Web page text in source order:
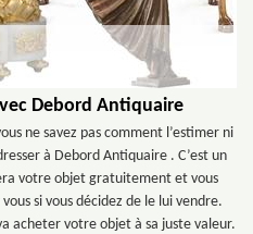
Debord Antiquaire
ne savez pas comment l’estimer ni
à Debord Antiquaire . C’est un
votre objet gratuitement et vous
si vous décidez de le lui vendre.
acheter votre objet à sa juste valeur.